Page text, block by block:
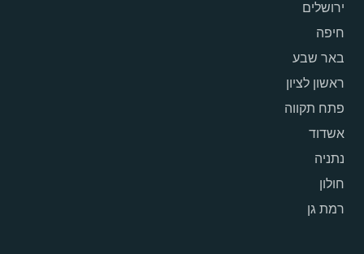
ירושלים
חיפה
באר שבע
ראשון לציון
פתח תקווה
אשדוד
נתניה
חולון
רמת גן